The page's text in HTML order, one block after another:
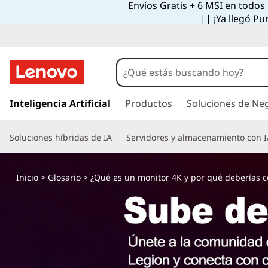
Envíos Gratis + 6 MSI en
|| ¡Ya llegó
r
c
o
Inteligencia Artificial Productos Soluciones de
Soluciones híbridas de IA Servidores y almacenamiento con
Inicio> Glosario> ¿Qué es un monitor 4K y por qué deberías